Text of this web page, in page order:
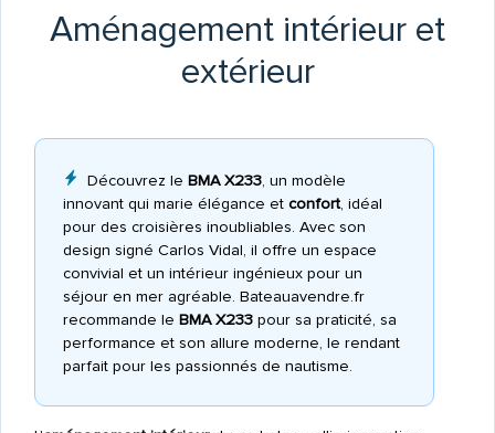
Aménagement intérieur et
extérieur
Découvrez le BMA X233, un modèle
innovant qui marie élégance et confort, idéal
pour des croisières inoubliables. Avec son
design signé Carlos Vidal, il offre un espace
convivial et un intérieur ingénieux pour un
séjour en mer agréable. Bateauavendre.fr
recommande le BMA X233pour sa praticité, sa
performance et son allure moderne, le rendant
parfait pour les passionnés de nautisme.